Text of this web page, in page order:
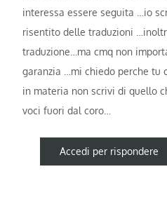
interessa essere seguita …io
risentito delle traduzioni
traduzione…ma cmq non
garanzia …mi chiedo perche tu
in materia non scrivi di quello
voci fuori dal coro…
Accedi per rispondere